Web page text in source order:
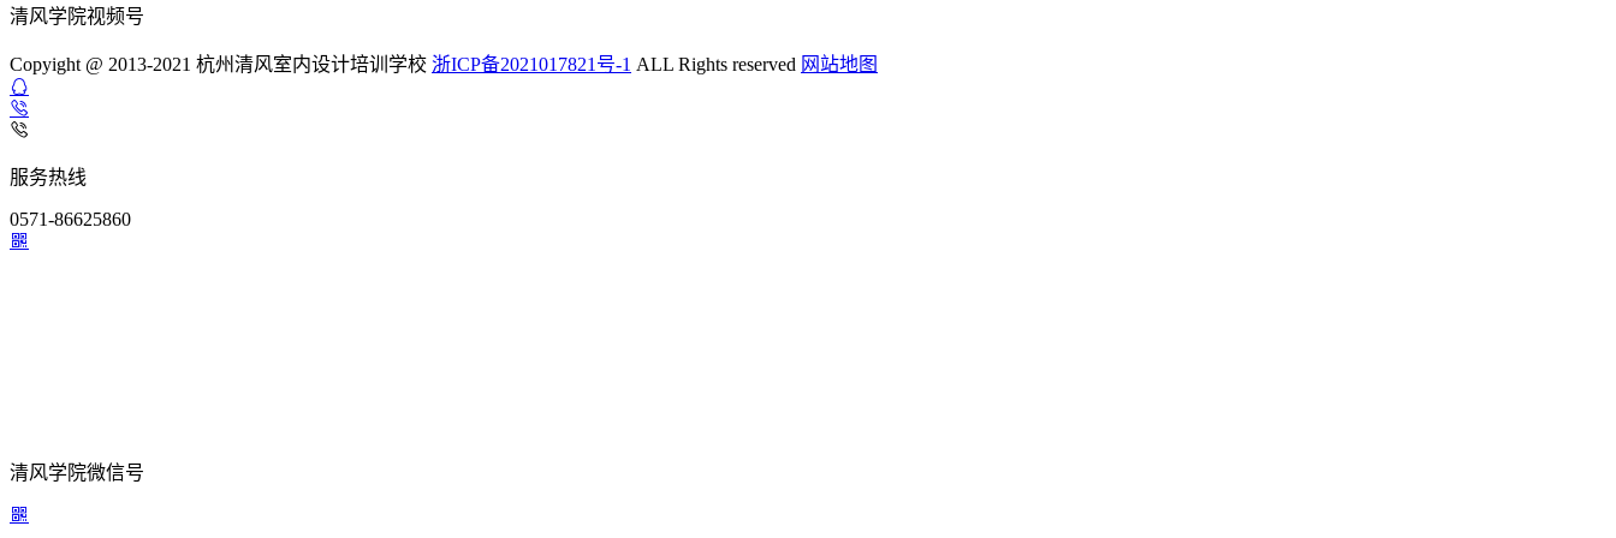
清风学院视频号
Copyight @ 2013-2021 杭州清风室内设计培训学校 浙ICP备2021017821号-1 ALL Rights reserved 网站地图
服务热线
0571-86625860
清风学院微信号